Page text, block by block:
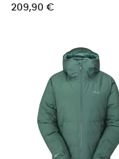
209,90 €